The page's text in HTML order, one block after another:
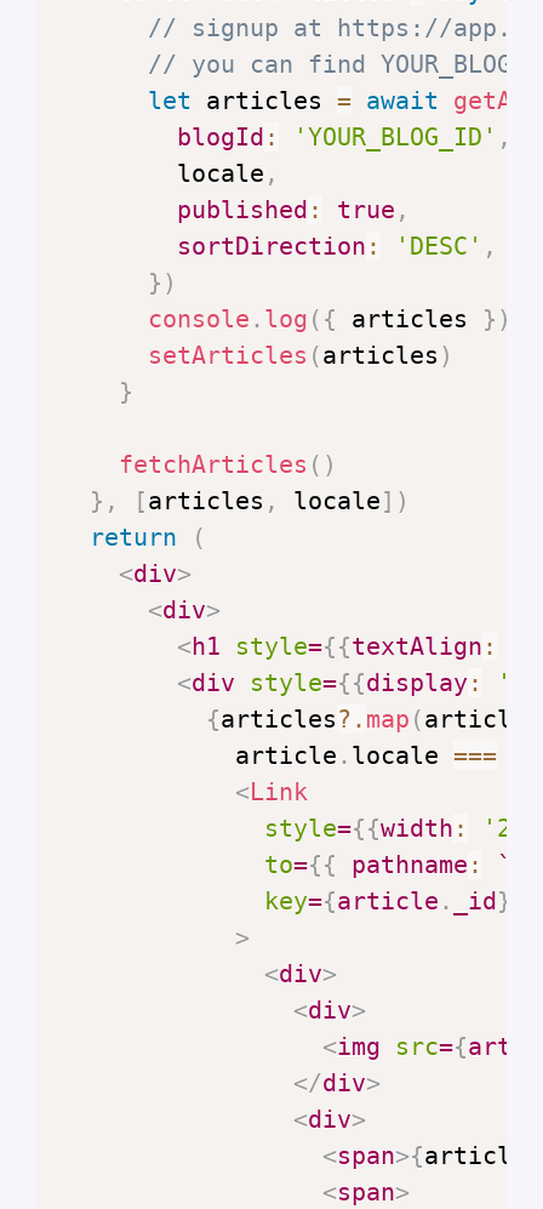
// signup at https://
// you can find
let articles = await
blogId : 'YOUR_BLOG_ID' ,
        locale
,
published : true ,
sortDirection : 'DESC' ,
} )
console . log ( { articles } )
setArticles (articles )
}
fetchArticles ( )
} , [articles , locale] )
return
(
<div>
<div>
<h1 style={{textAlign :
<div style={{display :
{articles?. map (article
            article
. locale ===
< Link
style={{width :
to={{ pathname : `
key={article . _id }
>
<div>
<div>
<img src={
</div>
<div>
<span>{article
<span>